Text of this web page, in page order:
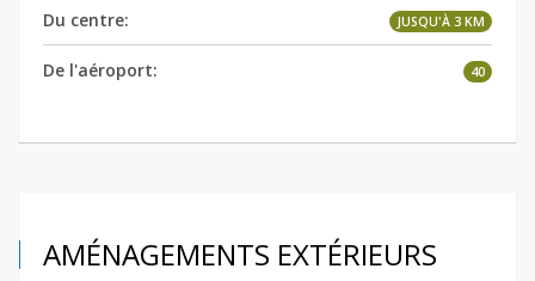
Du centre: JUSQU'À 3 KM
De l'aéroport: 40
AMÉNAGEMENTS EXTÉRIEURS